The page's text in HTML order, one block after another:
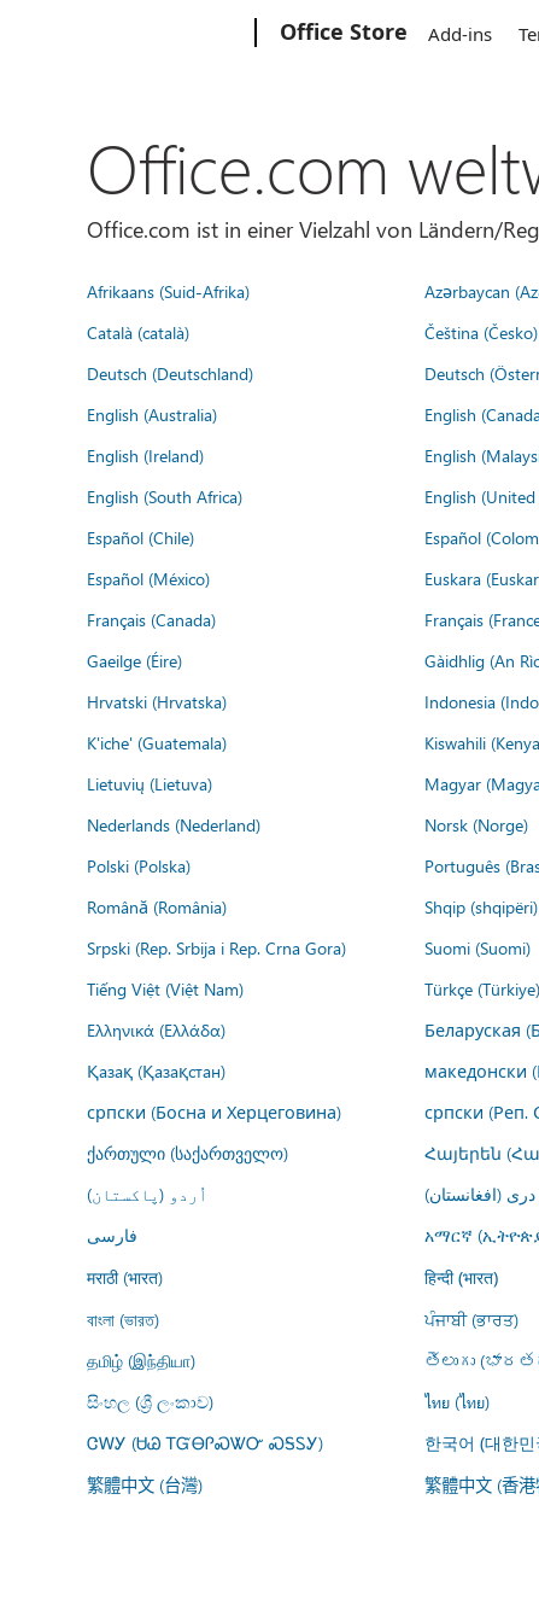
Office Store Add-ins
Office.com
Office.com ist in einer Vielzahl von Ländern/
Afrikaans (Suid-Afrika) Azərbaycan
Català (català)
Čeština (Česko)
Deutsch (Deutschland)
Deutsch
English (Australia)
English
English (Ireland)
English
English (South Africa)
English
Español (Chile)
Español
Español (México)
Euskara
Français (Canada)
Français
Gaeilge (Éire)
Gàidhlig (An
Hrvatski (Hrvatska)
Indonesia
K'iche' (Guatemala)
Kiswahili
Lietuvių (Lietuva)
Magyar
Nederlands (Nederland)
Norsk (Norge)
Polski (Polska)
Português
Română (România)
Shqip (shqipëri)
Srpski (Rep. Srbija i Rep. Crna Gora)
Suomi (Suomi)
Tiếng Việt (Việt Nam)
Türkçe (Türkiye)
Ελληνικά (Ελλάδα)
Беларуская
Қазақ (Қазақстан)
македонски
српски (Босна и Херцеговина)
српски (Реп.
ქართული (საქართველო)
Հայերեն
اُردو (پاکستان)
درى (افغانستان)
فارسى
አማርኛ
मराठी (भारत)
हिन्दी (भारत)
বাংলা (ভারত)
ਪੰਜਾਬੀ (ਭਾਰਤ)
தமிழ் (இந்தியா)
తెలుగు
සිංහල (ශ්‍රී ලංකාව)
ไทย (ไทย)
ᏣᎳᎩ (ᏌᏊ ᎢᏳᎾᎵᏍᏔᏅ ᏍᎦᏚᎩ)
한국어 (대한민
繁體中文 (台灣) 繁體中文 (香